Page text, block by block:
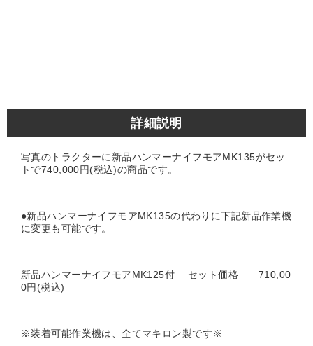
詳細説明
写真のトラクターに新品ハンマーナイフモアMK135がセッ
トで740,000円(税込)の商品です。
●新品ハンマーナイフモアMK135の代わりに下記新品作業機
に変更も可能です。
新品ハンマーナイフモアMK125付 セット価格 710,00
0円(税込)
※装着可能作業機は、全てマキロン製です※